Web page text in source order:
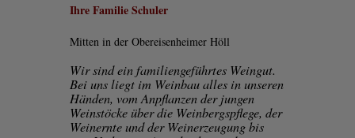
Ihre Familie Schuler
Mitten in der Obereisenheimer Höll
Wir sind ein familiengeführtes Weingut.
Bei uns liegt im Weinbau alles in unseren
Händen, vom Anpflanzen der jungen
Weinstöcke über die Weinbergspflege, der
Weinernte und der Weinerzeugung bis